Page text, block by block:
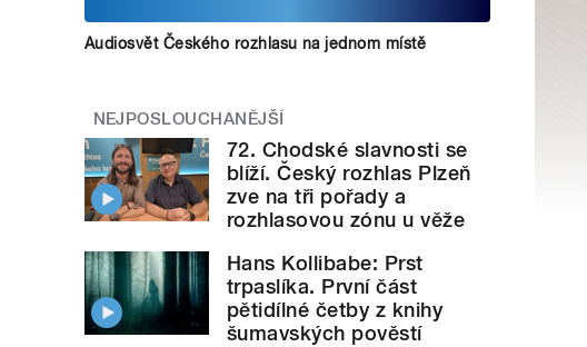
Audiosvět Českého rozhlasu na jednom místě
NEJPOSLOUCHANĚJŠÍ
72. Chodské slavnosti se
blíží. Český rozhlas Plzeň
zve na tři pořady a
rozhlasovou zónu u věže
Hans Kollibabe: Prst
trpaslíka. První část
pětidílné četby z knihy
šumavských pověstí